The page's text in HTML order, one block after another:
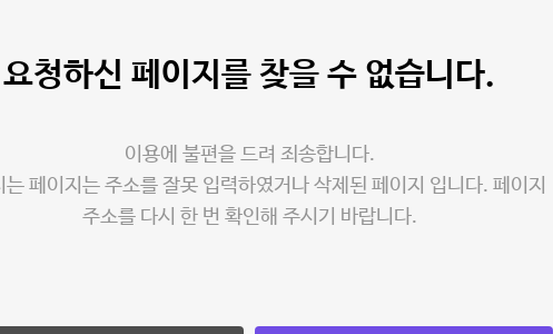
요청하신 페이지를 찾을 수 없습니다.
이용에 불편을 드려 죄송합니다.
는 페이지는 주소를 잘못 입력하였거나 삭제된 페이지 입니다. 페이지
주소를 다시 한 번 확인해 주시기 바랍니다.